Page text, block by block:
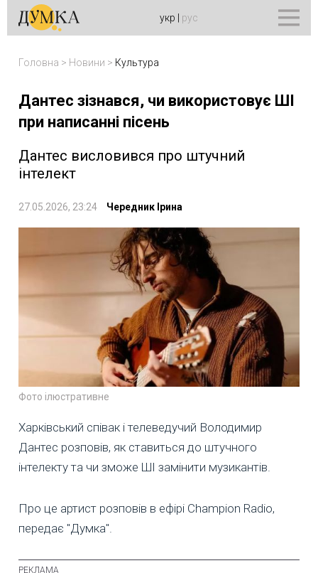
укр рус
Головна > Новини > Культура
Дантес зізнався, чи використовує ШІ
при написанні пісень
Дантес висловився про штучний
інтелект
27.05.2026, 23:24 Чередник Ірина
Фото ілюстративне
Харківський співак і телеведучий Володимир
Дантес розповів, як ставиться до штучного
інтелекту та чи зможе ШІ замінити музикантів.
Про це артист розповів в ефірі Champion Radio,
передає "Думка".